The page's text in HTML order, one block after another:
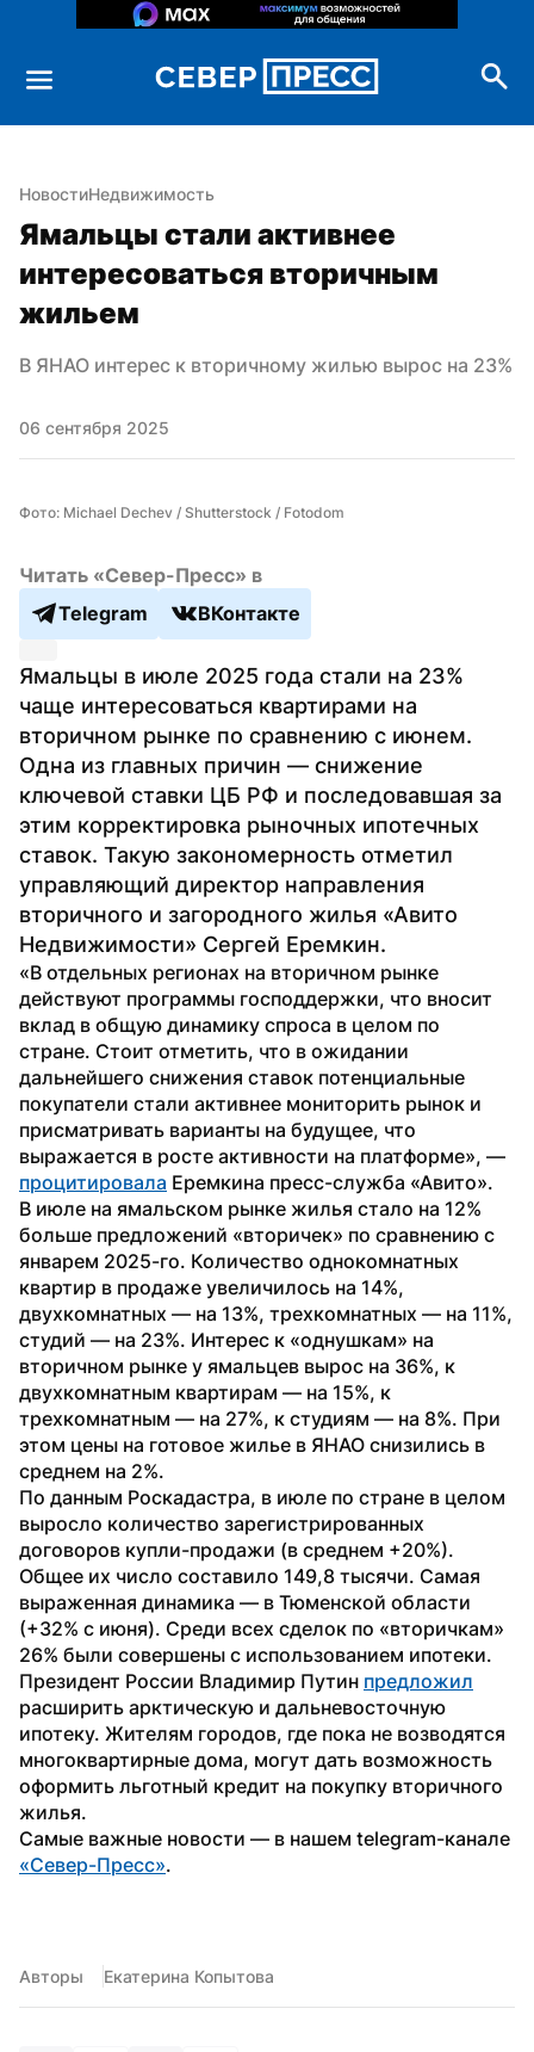
НовостиНедвижимость
Ямальцы стали активнее
интересоваться вторичным
жильем
В ЯНАО интерес к вторичному жилью вырос на 23%
06 сентября 2025
Фото: Michael Dechev / Shutterstock / Fotodom
Читать «Север-Пресс» в
Telegram
ВКонтакте
Ямальцы в июле 2025 года стали на 23%
чаще интересоваться квартирами на
вторичном рынке по сравнению с июнем.
Одна из главных причин — снижение
ключевой ставки ЦБ РФ и последовавшая за
этим корректировка рыночных ипотечных
ставок. Такую закономерность отметил
управляющий директор направления
вторичного и загородного жилья «Авито
Недвижимости» Сергей Еремкин.
«В отдельных регионах на вторичном рынке
действуют программы господдержки, что вносит
вклад в общую динамику спроса в целом по
стране. Стоит отметить, что в ожидании
дальнейшего снижения ставок потенциальные
покупатели стали активнее мониторить рынок и
присматривать варианты на будущее, что
процитировала Еремкина пресс-служба «Авито».
В июле на ямальском рынке жилья стало на 12%
больше предложений «вторичек» по сравнению с
январем 2025-го. Количество однокомнатных
квартир в продаже увеличилось на 14%,
двухкомнатных — на 13%, трехкомнатных — на 11%,
студий — на 23%. Интерес к «однушкам» на
вторичном рынке у ямальцев вырос на 36%, к
двухкомнатным квартирам — на 15%, к
трехкомнатным — на 27%, к студиям — на 8%. При
этом цены на готовое жилье в ЯНАО снизились в
среднем на 2%.
По данным Роскадастра, в июле по стране в целом
выросло количество зарегистрированных
договоров купли-продажи (в среднем +20%).
Общее их число составило 149,8 тысячи. Самая
выраженная динамика — в Тюменской области
(+32% с июня). Среди всех сделок по «вторичкам»
26% были совершены с использованием ипотеки.
Президент России Владимир Путин предложил
расширить арктическую и дальневосточную
ипотеку. Жителям городов, где пока не возводятся
многоквартирные дома, могут дать возможность
оформить льготный кредит на покупку вторичного
жилья.
«Север-Пресс».
Авторы Екатерина Копытова